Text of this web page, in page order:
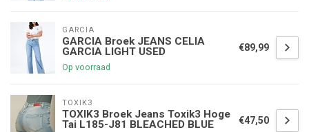
GARCIA
GARCIA Broek JEANS CELIA
GARCIA LIGHT USED
Op voorraad
€89,99
TOXIK3
TOXIK3 Broek Jeans Toxik3 Hoge
Tai L185-J81 BLEACHED BLUE
€47,50
€5,00 korting op je volgende bestelling